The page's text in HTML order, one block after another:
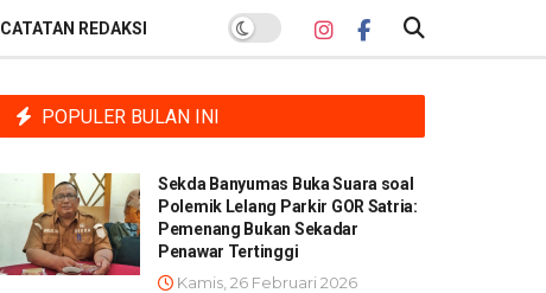
CATATAN REDAKSI
POPULER BULAN INI
Sekda Banyumas Buka Suara soal
Polemik Lelang Parkir GOR Satria:
Pemenang Bukan Sekadar
Penawar Tertinggi
Kamis, 26 Februari 2026